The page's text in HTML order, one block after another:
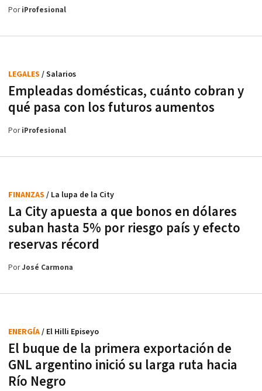
PoriProfesional
Empleadas domésticas, cuánto cobran y
qué pasa con los futuros aumentos
LEGALES / Salarios
PoriProfesional
La City apuesta a que bonos en dólares
suban hasta 5% por riesgo país y efecto
reservas récord
FINANZAS / La lupa de la City
PorJosé Carmona
El buque de la primera exportación de
GNL argentino inició su larga ruta hacia
Río Negro
ENERGÍA/ El Hilli Episeyo